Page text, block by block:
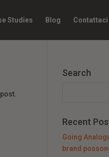
Studies Blog Contattaci
Search
Recent
Going
brand